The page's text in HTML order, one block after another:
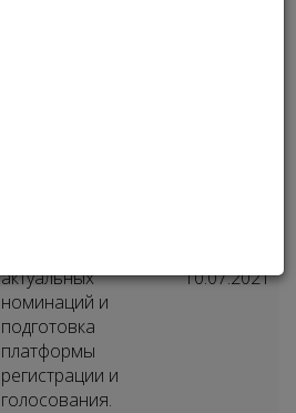
актуальных
номинаций и
подготовка
платформы
регистрации и
голосования.
10.07.2021